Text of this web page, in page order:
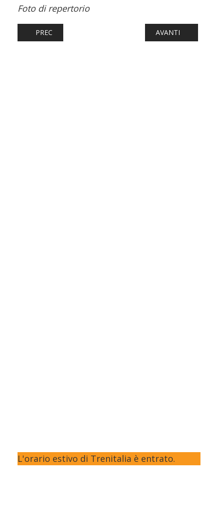
Foto di repertorio
ARTICOLO PRECEDENTE: FERROVIE: EMPOLI,
PREC ARTICOLO
AVANTI
L'orario estivo di Trenitalia è entrato.